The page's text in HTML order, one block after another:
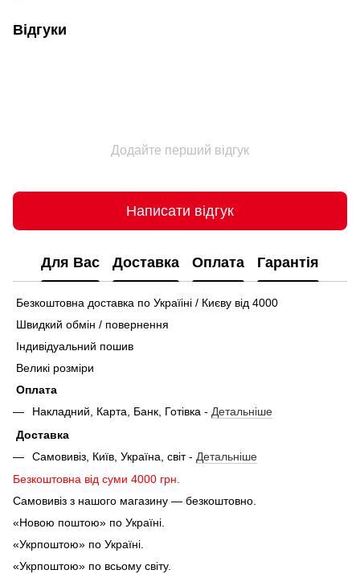
Відгуки
Додайте перший відгук
Написати відгук
Для Вас Доставка Оплата Гарантія
Безкоштовна доставка по Україіні / Києву від 4000
Швидкий обмін / повернення
Індивідуальний пошив
Великі розміри
Оплата
Накладний, Карта, Банк, Готівка - Детальніше
Доставка
Самовивіз, Київ, Україна, світ - Детальніше
Безкоштовна від суми 4000 грн.
Самовивіз з нашого магазину — безкоштовно.
«Новою поштою» по Україні.
«Укрпоштою» по Україні.
«Укрпоштою» по всьому світу.